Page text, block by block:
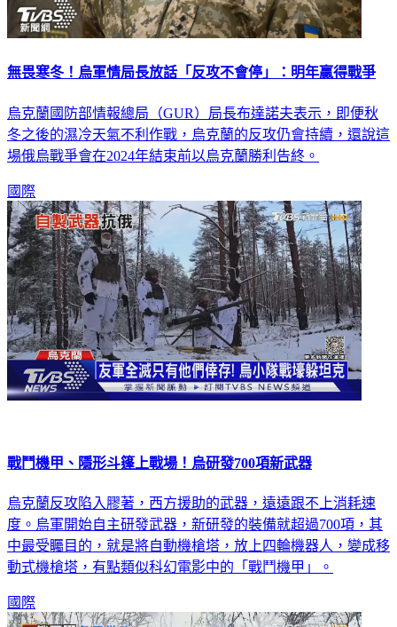
無畏寒冬！烏軍情局長放話「反攻不會停」：明年贏得戰爭
烏克蘭國防部情報總局（GUR）局長布達諾夫表示，即便秋
冬之後的濕冷天氣不利作戰，烏克蘭的反攻仍會持續，還說這
場俄烏戰爭會在2024年結束前以烏克蘭勝利告終。
國際
戰鬥機甲、隱形斗篷上戰場！烏研發700項新武器
烏克蘭反攻陷入膠著，西方援助的武器，遠遠跟不上消耗速
度。烏軍開始自主研發武器，新研發的裝備就超過700項，其
中最受矚目的，就是將自動機槍塔，放上四輪機器人，變成移
動式機槍塔，有點類似科幻電影中的「戰鬥機甲」。
國際